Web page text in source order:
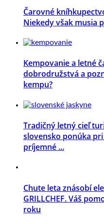
Čarovné
Niekedy však musia
Kempovanie a letné
dobrodružstvá a
kempu?
Tradičný letný cieľ
slovensko ponúka
príjemné ...
Chute leta znásobí
GRILLCHEF. Váš
roku